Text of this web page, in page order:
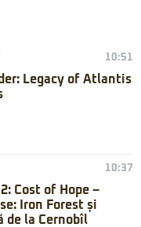
10:51
Legacy of Atlantis
10:37
Cost of Hope –
Iron Forest și
de la Cernobîl